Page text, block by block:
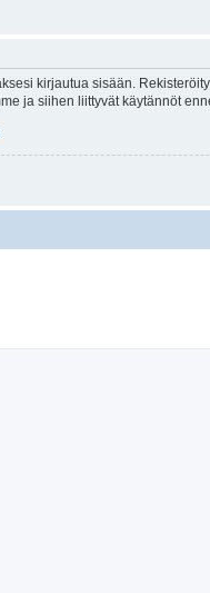
kirjautua sisään.
ja siihen liittyvät käytännöt